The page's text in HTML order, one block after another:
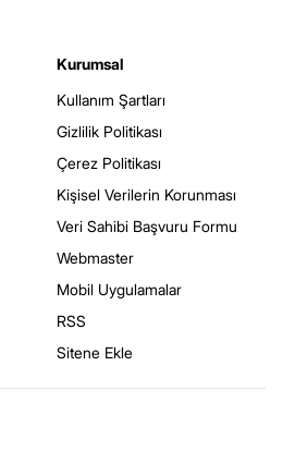
Kurumsal
Kullanım Şartları
Gizlilik Politikası
Çerez Politikası
Kişisel Verilerin Korunması
Veri Sahibi Başvuru Formu
Webmaster
Mobil Uygulamalar
RSS
Sitene Ekle